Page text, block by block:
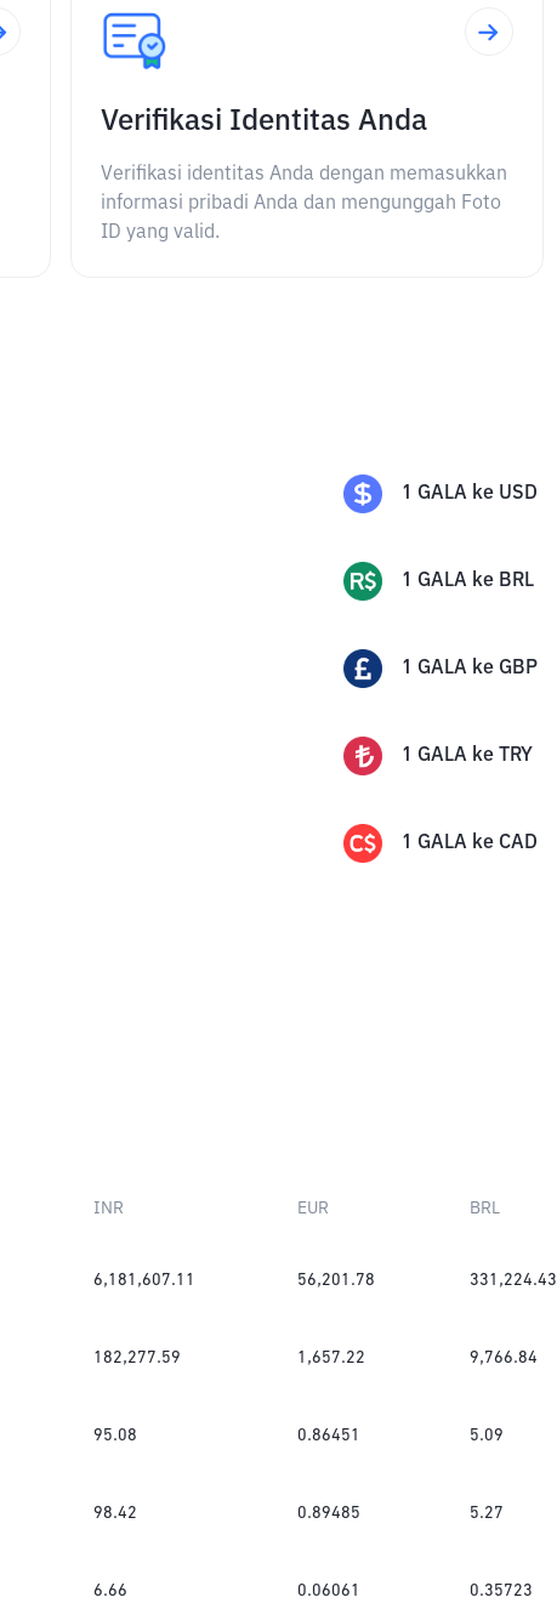
Verifikasi Identitas Anda
Verifikasi identitas Anda dengan memasukkan
informasi pribadi Anda dan mengunggah Foto
ID yang valid.
1 GALA ke USD
1 GALA ke BRL
1 GALA ke GBP
1 GALA ke TRY
1 GALA ke CAD
INR EUR BRL
6,181,607.11 56,201.78 331,224.43
182,277.59 1,657.22 9,766.84
95.08 0.86451 5.09
98.42 0.89485 5.27
6.66 0.06061 0.35723